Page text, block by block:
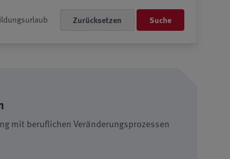
Suche
mit beruflichen Veränderungsprozessen